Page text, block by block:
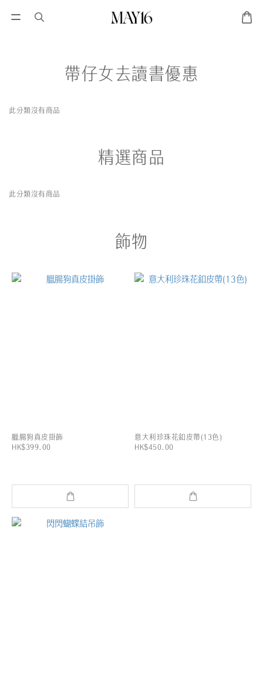
帶仔女去讀書優惠
此分類沒有商品
精選商品
此分類沒有商品
飾物
臘腸狗真皮掛飾
HK$399.00
意大利珍珠花釦皮帶(13色)
HK$450.00